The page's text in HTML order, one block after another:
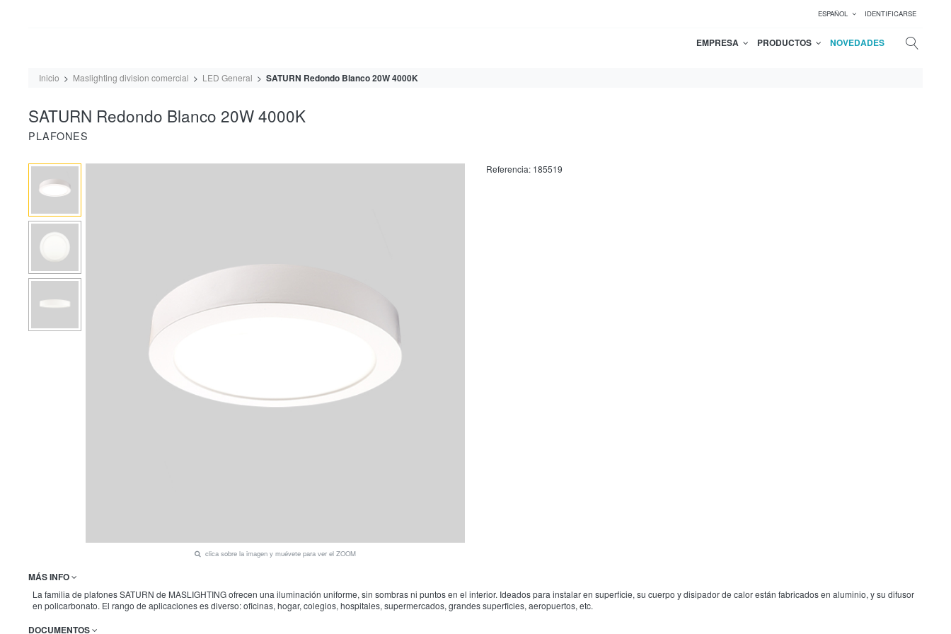
ESPAÑOL IDENTIFICARSE
EMPRESA PRODUCTOS NOVEDADES
Inicio Maslighting division comercial LED General SATURN Redondo Blanco 20W 4000K
SATURN Redondo Blanco 20W 4000K
PLAFONES
clica sobre la imagen y muévete para ver el ZOOM
Referencia: 185519
MÁS INFO
La familia de plafones SATURN de MASLIGHTING ofrecen una iluminación uniforme, sin sombras ni puntos en el interior. Ideados para instalar en superficie, su cuerpo y disipador de calor están fabricados en aluminio, y su difusor
en policarbonato. El rango de aplicaciones es diverso: oficinas, hogar, colegios, hospitales, supermercados, grandes superficies, aeropuertos, etc.
DOCUMENTOS